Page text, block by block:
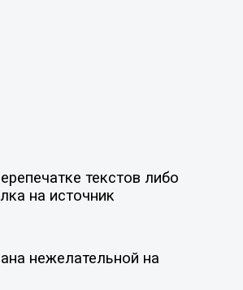
текстов либо
на источник
нежелательной на